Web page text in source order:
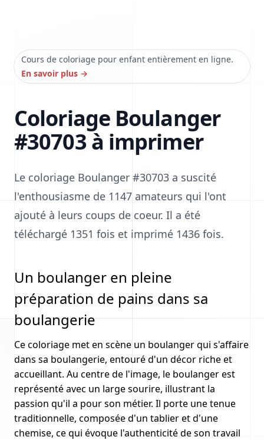
Cours de coloriage pour enfant entièrement en ligne.
En savoir plus →
Coloriage Boulanger
#30703 à imprimer
Le coloriage Boulanger #30703 a suscité
l'enthousiasme de 1147 amateurs qui l'ont
ajouté à leurs coups de coeur. Il a été
téléchargé 1351 fois et imprimé 1436 fois.
Un boulanger en pleine
préparation de pains dans sa
boulangerie
Ce coloriage met en scène un boulanger qui s'affaire
dans sa boulangerie, entouré d'un décor riche et
accueillant. Au centre de l'image, le boulanger est
représenté avec un large sourire, illustrant la
passion qu'il a pour son métier. Il porte une tenue
traditionnelle, composée d'un tablier et d'une
chemise, ce qui évoque l'authenticité de son travail